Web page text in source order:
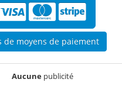
de moyens de paiement
Aucunepublicité